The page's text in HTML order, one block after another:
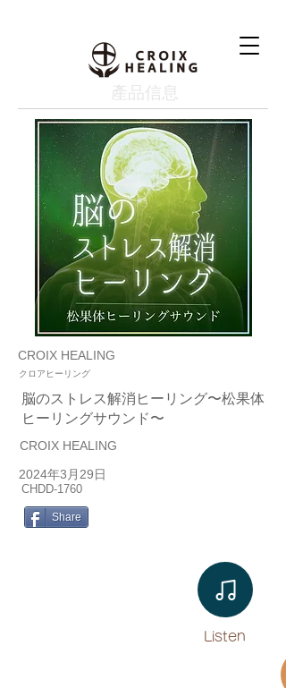
產品信息
CROIX HEALING
クロアヒーリング
脳のストレス解消ヒーリング〜松果体
ヒーリングサウンド〜
CROIX HEALING
2024年3月29日
CHDD-1760
Share
Listen​